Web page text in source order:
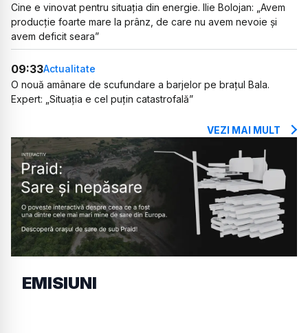
Cine e vinovat pentru situația din energie. Ilie Bolojan: „Avem
producție foarte mare la prânz, de care nu avem nevoie și
avem deficit seara”
09:33Actualitate
O nouă amânare de scufundare a barjelor pe brațul Bala.
Expert: „Situația e cel puțin catastrofală”
VEZI MAI MULT
EMISIUNI